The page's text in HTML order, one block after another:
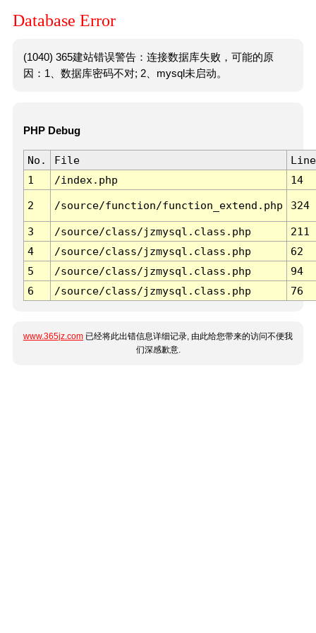
Database Error
(1040) 365建站错误警告：连接数据库失败，可能的原
因：1、数据库密码不对; 2、mysql未启动。
PHP Debug
No. File
Line
1
/index.php 14
2 /source/function/function_extend.php 324
3 /source/class/jzmysql.class.php
211
4
/source/class/jzmysql.class.php
62
5
/source/class/jzmysql.class.php
94
6
/source/class/jzmysql.class.php 76
www.365jz.com 已经将此出错信息详细记录, 由此给您带来的访问不便我
们深感歉意.